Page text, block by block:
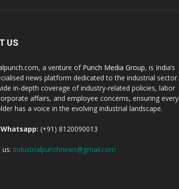
US
a venture of Punch Media Group, is India’s
news platform dedicated to the industrial sector.
in-depth coverage of industry-related policies, labor
affairs, and employee concerns, ensuring every
has a voice in the evolving industrial landscape.
(+91) 8120090013
industrialpunchnews@gmail.com